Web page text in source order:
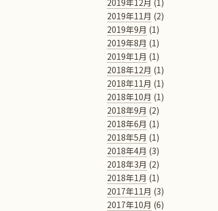
2019年12月 (1)
2019年11月 (2)
2019年9月 (1)
2019年8月 (1)
2019年1月 (1)
2018年12月 (1)
2018年11月 (1)
2018年10月 (1)
2018年9月 (2)
2018年6月 (1)
2018年5月 (1)
2018年4月 (3)
2018年3月 (2)
2018年1月 (1)
2017年11月 (3)
2017年10月 (6)